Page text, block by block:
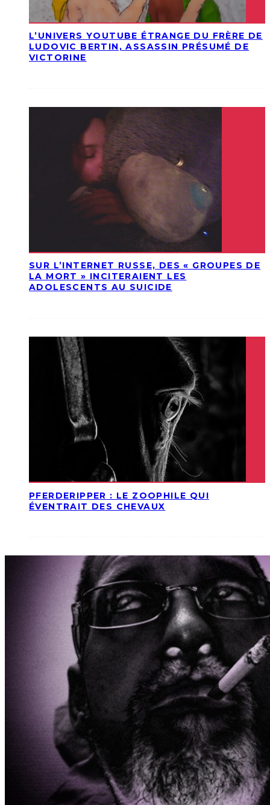
L’UNIVERS YOUTUBE ÉTRANGE DU FRÈRE DE
LUDOVIC BERTIN, ASSASSIN PRÉSUMÉ DE
VICTORINE
SUR L’INTERNET RUSSE, DES « GROUPES DE
LA MORT » INCITERAIENT LES
ADOLESCENTS AU SUICIDE
PFERDERIPPER : LE ZOOPHILE QUI
ÉVENTRAIT DES CHEVAUX